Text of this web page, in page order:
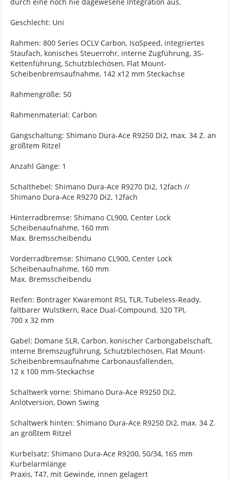
Geschlecht: Uni
Rahmen: 800 Series OCLV Carbon, IsoSpeed, integriertes
Staufach, konisches Steuerrohr, interne Zugführung, 3S-
Kettenführung, Schutzblechösen, Flat Mount-
Scheibenbremsaufnahme, 142 x12 mm Steckachse
Rahmengröße: 50
Rahmenmaterial: Carbon
Gangschaltung: Shimano Dura-Ace R9250 Di2, max. 34 Z. an
größtem Ritzel
Anzahl Gänge: 1
Schalthebel: Shimano Dura-Ace R9270 Di2, 12fach //
Shimano Dura-Ace R9270 Di2, 12fach
Hinterradbremse: Shimano CL900, Center Lock
Scheibenaufnahme, 160 mm
Max. Bremsscheibendu
Vorderradbremse: Shimano CL900, Center Lock
Scheibenaufnahme, 160 mm
Max. Bremsscheibendu
Reifen: Bontrager Kwaremont RSL TLR, Tubeless-Ready,
faltbarer Wulstkern, Race Dual-Compound, 320 TPI,
700 x 32 mm
Gabel: Domane SLR, Carbon, konischer Carbongabelschaft,
interne Bremszugführung, Schutzblechösen, Flat Mount-
Scheibenbremsaufnahme Carbonausfallenden,
12 x 100 mm-Steckachse
Schaltwerk vorne: Shimano Dura-Ace R9250 Di2,
Anlötversion, Down Swing
Schaltwerk hinten: Shimano Dura-Ace R9250 Di2, max. 34 Z.
an größtem Ritzel
Kurbelsatz: Shimano Dura-Ace R9200, 50/34, 165 mm
Kurbelarmlänge
Praxis, T47, mit Gewinde, innen gelagert